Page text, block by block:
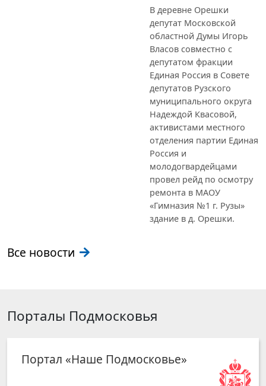
В деревне Орешки
депутат Московской
областной Думы Игорь
Власов совместно с
депутатом фракции
Единая Россия в Совете
депутатов Рузского
муниципального округа
Надеждой Квасовой,
активистами местного
отделения партии Единая
Россия и
молодогвардейцами
провел рейд по осмотру
ремонта в МАОУ
«Гимназия №1 г. Рузы»
здание в д. Орешки.
Все новости
Порталы Подмосковья
Портал «Наше Подмосковье»